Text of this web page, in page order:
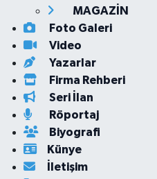
MAGAZİN
Foto Galeri
Video
Yazarlar
Firma Rehberi
Seri İlan
Röportaj
Biyografi
Künye
İletişim